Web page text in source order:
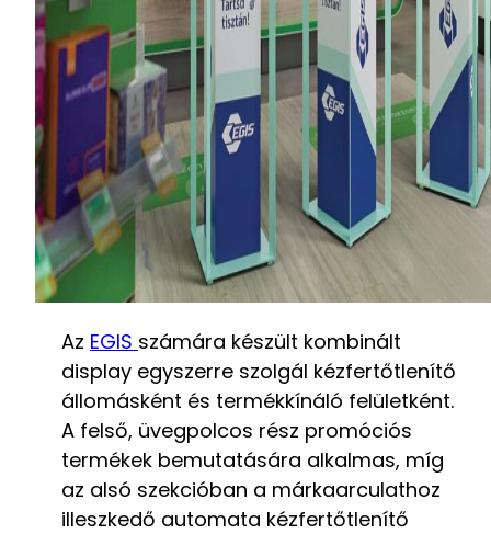
Az EGIS számára készült kombinált
display egyszerre szolgál kézfertőtlenítő
állomásként és termékkínáló felületként.
A felső, üvegpolcos rész promóciós
termékek bemutatására alkalmas, míg
az alsó szekcióban a márkaarculathoz
illeszkedő automata kézfertőtlenítő